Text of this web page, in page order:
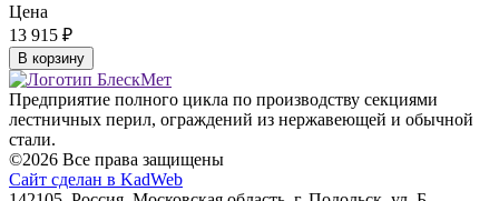
Цена
13 915 ₽
В корзину
Предприятие полного цикла по производству секциями
лестничных перил, ограждений из нержавеющей и обычной
стали.
©2026 Все права защищены
Сайт сделан в KadWeb